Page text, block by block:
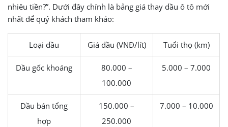
nhiêu tiền?”. Dưới đây chính là bảng giá thay dầu ô tô mới
nhất để quý khách tham khảo:
Loại dầu Giá dầu (VNĐ/lít) Tuổi thọ (km)
Dầu gốc khoáng
80.000 –
100.000
5.000 – 7.000
Dầu bán tổng
hợp
150.000 –
250.000
7.000 – 10.000